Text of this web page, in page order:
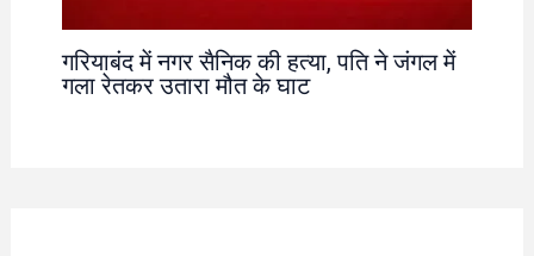
गरियाबंद में नगर सैनिक की हत्या, पति ने जंगल में
गला रेतकर उतारा मौत के घाट